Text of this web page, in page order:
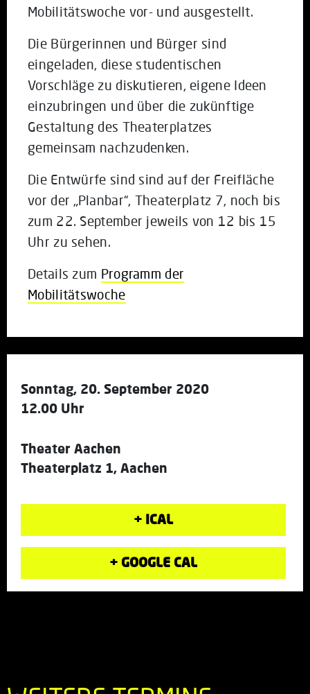
Mobilitätswoche vor- und ausgestellt.
Die Bürgerinnen und Bürger sind
eingeladen, diese studentischen
Vorschläge zu diskutieren, eigene Ideen
einzubringen und über die zukünftige
Gestaltung des Theaterplatzes
gemeinsam nachzudenken.
Die Entwürfe sind sind auf der Freifläche
vor der „Planbar“, Theaterplatz 7, noch bis
zum 22. September jeweils von 12 bis 15
Uhr zu sehen.
Details zum Programm der
Mobilitätswoche
Sonntag, 20. September 2020
12.00 Uhr
Theater Aachen
Theaterplatz 1, Aachen
+ ICAL
+ GOOGLE CAL